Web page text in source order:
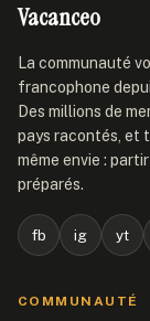
Vacanceo
La communauté
francophone
Des millions de
pays racontés, et
même envie :
préparés.
fb ig yt
COMMUNAUTÉ